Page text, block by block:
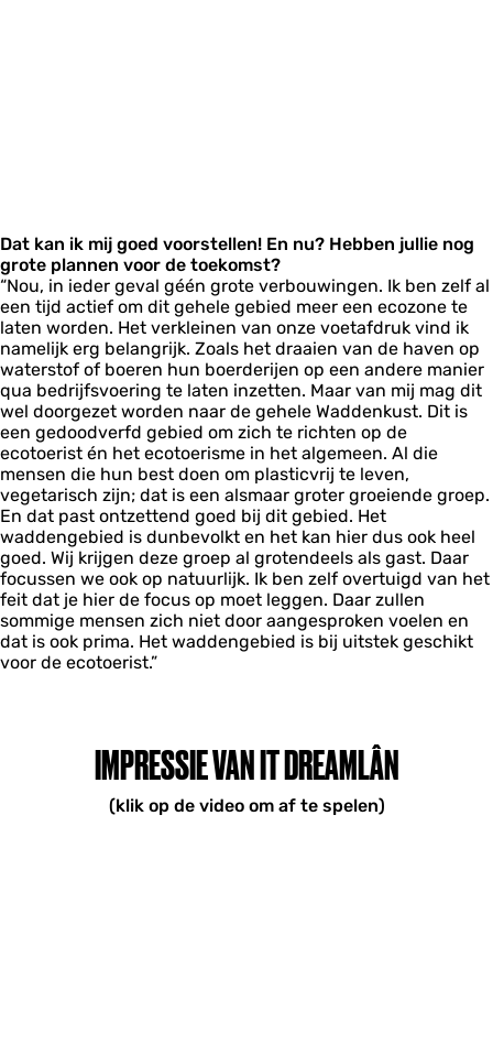
Dat kan ik mij goed voorstellen! En nu? Hebben jullie nog
grote plannen voor de toekomst?
“Nou, in ieder geval géén grote verbouwingen. Ik ben zelf al
een tijd actief om dit gehele gebied meer een ecozone te
laten worden. Het verkleinen van onze voetafdruk vind ik
namelijk erg belangrijk. Zoals het draaien van de haven op
waterstof of boeren hun boerderijen op een andere manier
qua bedrijfsvoering te laten inzetten. Maar van mij mag dit
wel doorgezet worden naar de gehele Waddenkust. Dit is
een gedoodverfd gebied om zich te richten op de
ecotoerist én het ecotoerisme in het algemeen. Al die
mensen die hun best doen om plasticvrij te leven,
vegetarisch zijn; dat is een alsmaar groter groeiende groep.
En dat past ontzettend goed bij dit gebied. Het
waddengebied is dunbevolkt en het kan hier dus ook heel
goed. Wij krijgen deze groep al grotendeels als gast. Daar
focussen we ook op natuurlijk. Ik ben zelf overtuigd van het
feit dat je hier de focus op moet leggen. Daar zullen
sommige mensen zich niet door aangesproken voelen en
dat is ook prima. Het waddengebied is bij uitstek geschikt
voor de ecotoerist.”
IMPRESSIE VAN IT DREAMLÂN
(klik op de video om af te spelen)